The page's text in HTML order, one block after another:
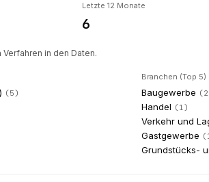
Letzte 12 Monate
6
in den Daten.
(5)
Branchen (Top 5)
Baugewerbe (2
Handel (1)
Verkehr und
Gastgewerbe (
Grundstücks-